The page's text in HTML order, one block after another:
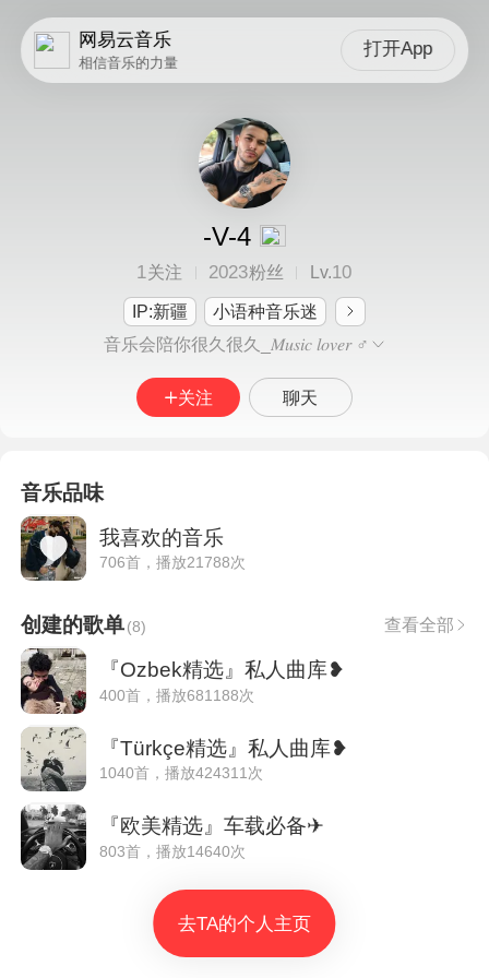
网易云音乐
相信音乐的力量
打开App
-V-4
1关注 2023粉丝 Lv.10
IP:新疆
小语种音乐迷
音乐会陪你很久很久_𝑀𝑢𝑠𝑖𝑐 𝑙𝑜𝑣𝑒𝑟 ♂
关注 聊天
音乐品味
我喜欢的音乐
706首，播放21788次
创建的歌单(8) 查看全部
『Ozbek精选』私人曲库❥
400首，播放681188次
『Türkçe精选』私人曲库❥
1040首，播放424311次
『欧美精选』车载必备✈
803首，播放14640次
去TA的个人主页